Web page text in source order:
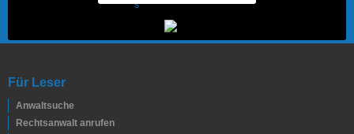
Für Leser
Anwaltsuche
Rechtsanwalt anrufen